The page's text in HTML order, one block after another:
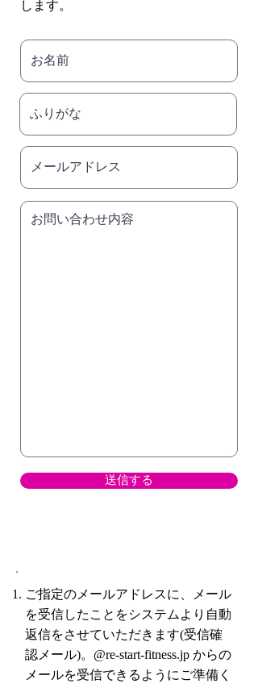
します。
送信する
ご指定のメールアドレスに、メール
を受信したことをシステムより自動
返信をさせていただきます(受信確
認メール)。@re-start-fitness.jp からの
メールを受信できるようにご準備く